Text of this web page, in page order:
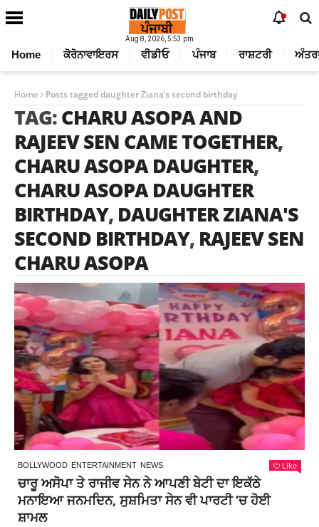
Aug 8, 2026, 5:53 pm
Home ਕੋਰੋਨਾਵਾਇਰਸ ਵੀਡੀਓ ਪੰਜਾਬ ਰਾਸ਼ਟਰੀ
Home Posts tagged daughter Ziana’s second birthday
TAG:CHARU ASOPA AND
RAJEEV SEN CAME TOGETHER,
CHARU ASOPA DAUGHTER,
CHARU ASOPA DAUGHTER
BIRTHDAY, DAUGHTER ZIANA'S
SECOND BIRTHDAY, RAJEEV SEN
CHARU ASOPA
BOLLYWOOD ENTERTAINMENT NEWS Like
ਚਾਰੂ ਅਸੋਪਾ ਤੇ ਰਾਜੀਵ ਸੇਨ ਨੇ ਆਪਣੀ ਬੇਟੀ ਦਾ ਇਕੱਠੇ
ਮਨਾਇਆ ਜਨਮਦਿਨ, ਸੁਸ਼ਮਿਤਾ ਸੇਨ ਵੀ ਪਾਰਟੀ ‘ਚ ਹੋਈ
ਸ਼ਾਮਲ